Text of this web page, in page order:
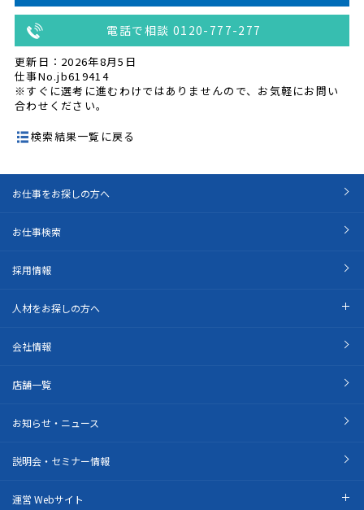
電話で相談 0120-777-277
更新日：2026年8月5日
仕事No.jb619414
※すぐに選考に進むわけではありませんので、お気軽にお問い
合わせください。
検索結果一覧に戻る
お仕事をお探しの方へ
お仕事検索
採用情報
人材をお探しの方へ
会社情報
店舗一覧
お知らせ・ニュース
説明会・セミナー情報
運営 Webサイト